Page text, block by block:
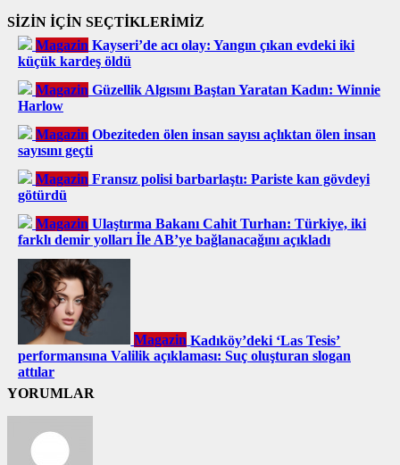
SİZİN İÇİN SEÇTİKLERİMİZ
Magazin Kayseri’de acı olay: Yangın çıkan evdeki iki
küçük kardeş öldü
Magazin Güzellik Algısını Baştan Yaratan Kadın: Winnie
Harlow
Magazin Obeziteden ölen insan sayısı açlıktan ölen insan
sayısını geçti
Magazin Fransız polisi barbarlaştı: Pariste kan gövdeyi
götürdü
Magazin Ulaştırma Bakanı Cahit Turhan: Türkiye, iki
farklı demir yolları İle AB’ye bağlanacağını açıkladı
Magazin Kadıköy’deki ‘Las Tesis’
performansına Valilik açıklaması: Suç oluşturan slogan
attılar
YORUMLAR